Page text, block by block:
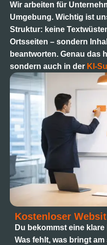
Wir arbeiten für
Umgebung. Wichtig ist
Struktur: keine
Ortsseiten – sondern
beantworten. Genau das
sondern auch in der KI-
Kostenloser
Du bekommst eine
Was fehlt, was bringt